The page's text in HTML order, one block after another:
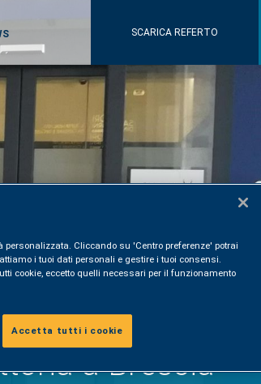
SCARICA REFERTO
a Brescia
personalizzata. Cliccando su 'Centro preferenze' potrai
i tuoi dati personali e gestire i tuoi consensi.
cookie, eccetto quelli necessari per il funzionamento
Accetta tutti i cookie